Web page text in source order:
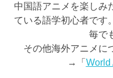
中国語アニメを楽しみ
ている語学初心者です
毎で
その他海外アニメに
→「 World